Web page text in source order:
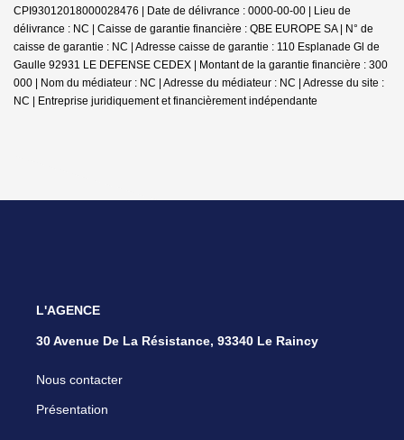
CPI93012018000028476 | Date de délivrance : 0000-00-00 | Lieu de
délivrance : NC | Caisse de garantie financière : QBE EUROPE SA | N° de
caisse de garantie : NC | Adresse caisse de garantie : 110 Esplanade Gl de
Gaulle 92931 LE DEFENSE CEDEX | Montant de la garantie financière : 300
000 | Nom du médiateur : NC | Adresse du médiateur : NC | Adresse du site :
NC | Entreprise juridiquement et financièrement indépendante
L'AGENCE
30 Avenue De La Résistance, 93340 Le Raincy
Nous contacter
Présentation